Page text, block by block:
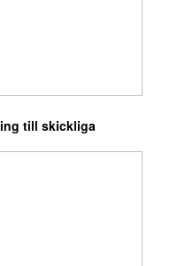
till skickliga